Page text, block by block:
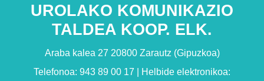
UROLAKO KOMUNIKAZIO
TALDEA KOOP. ELK.
Araba kalea 27 20800 Zarautz (Gipuzkoa)
Telefonoa: 943 89 00 17 | Helbide elektronikoa: